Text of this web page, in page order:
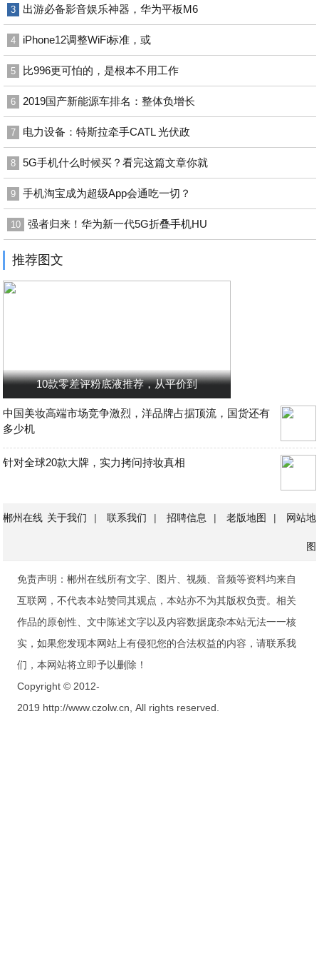
3 出游必备影音娱乐神器，华为平板M6
4 iPhone12调整WiFi标准，或
5 比996更可怕的，是根本不用工作
6 2019国产新能源车排名：整体负增长
7 电力设备：特斯拉牵手CATL 光伏政
8 5G手机什么时候买？看完这篇文章你就
9 手机淘宝成为超级App会通吃一切？
10 强者归来！华为新一代5G折叠手机HU
推荐图文
10款零差评粉底液推荐，从平价到
中国美妆高端市场竞争激烈，洋品牌占据顶流，国货还有
多少机
针对全球20款大牌，实力拷问持妆真相
郴州在线 关于我们 | 联系我们 | 招聘信息 | 老版地图 | 网站地
图
免责声明：郴州在线所有文字、图片、视频、音频等资料均来自
互联网，不代表本站赞同其观点，本站亦不为其版权负责。相关
作品的原创性、文中陈述文字以及内容数据庞杂本站无法一一核
实，如果您发现本网站上有侵犯您的合法权益的内容，请联系我
们，本网站将立即予以删除！
Copyright © 2012-
2019 http://www.czolw.cn, All rights reserved.